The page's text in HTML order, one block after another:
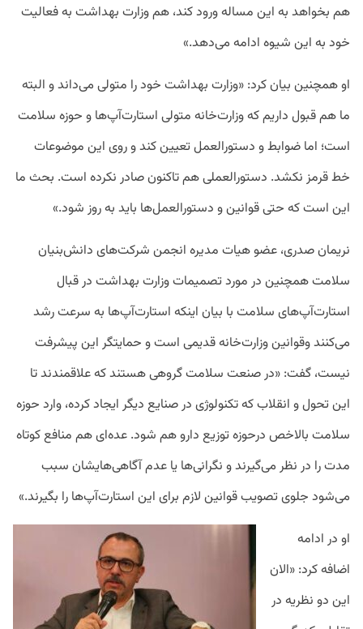
هم بخواهد به این مساله ورود کند، هم وزارت بهداشت به فعالیت
خود به این شیوه ادامه می‌دهد.»
او همچنین بیان کرد: «وزارت بهداشت خود را متولی می‌داند و البته
ما هم قبول داریم که وزارت‌خانه متولی استارت‌آپ‌ها و حوزه سلامت
است؛ اما ضوابط و دستورالعمل تعیین کند و روی این موضوعات
خط قرمز نکشد. دستورالعملی هم تاکنون صادر نکرده است. بحث ما
این است که حتی قوانین و دستورالعمل‌ها باید به روز شود.»
نریمان صدری، عضو هیات مدیره انجمن شرکت‌های دانش‌بنیان
سلامت همچنین در مورد تصمیمات وزارت بهداشت در قبال
استارت‌آپ‌های سلامت با بیان اینکه استارت‌آپ‌ها به سرعت رشد
می‌کنند وقوانین وزارت‌خانه قدیمی است و حمایتگر این پیشرفت
نیست، گفت: «در صنعت سلامت گروهی هستند که علاقمندند تا
این تحول و انقلاب که تکنولوژی در صنایع دیگر ایجاد کرده، وارد حوزه
سلامت بالاخص درحوزه توزیع دارو هم شود. عده‌ای هم منافع کوتاه
مدت را در نظر می‌گیرند و نگرانی‌ها یا عدم آگاهی‌هایشان سبب
می‌شود جلوی تصویب قوانین لازم برای این استارت‌آپ‌ها را بگیرند.»
او در ادامه
اضافه کرد: «الان
این دو نظریه در